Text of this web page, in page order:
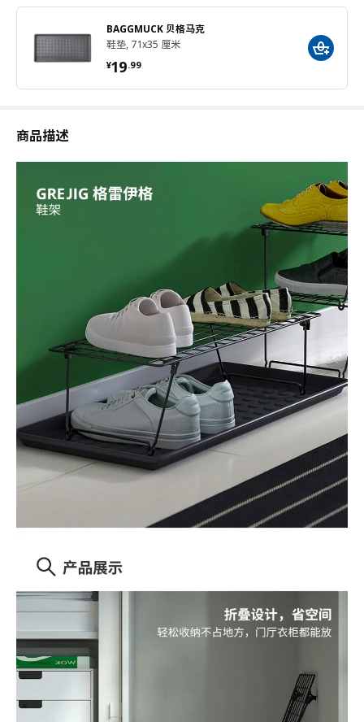
BAGGMUCK 贝格马克
鞋垫, 71x35 厘米
¥19.99
¥ 19.99
商品描述